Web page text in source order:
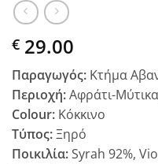
€ 29.00
Παραγωγός: Κτήμα
Περιοχή:Αφράτι-
Colour: Κόκκινο
Τύπος:Ξηρό
Ποικιλία:Syrah 92%,